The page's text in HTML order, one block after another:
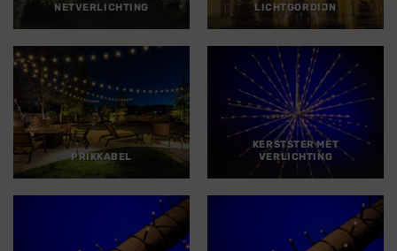
NETVERLICHTING LICHTGORDIJN
PRIKKABEL
KERSTSTER MET
VERLICHTING